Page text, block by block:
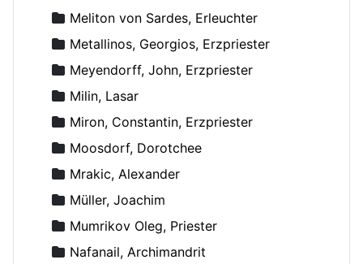
Meliton von Sardes, Erleuchter
Metallinos, Georgios, Erzpriester
Meyendorff, John, Erzpriester
Milin, Lasar
Miron, Constantin, Erzpriester
Moosdorf, Dorotchee
Mrakic, Alexander
Müller, Joachim
Mumrikov Oleg, Priester
Nafanail, Archimandrit